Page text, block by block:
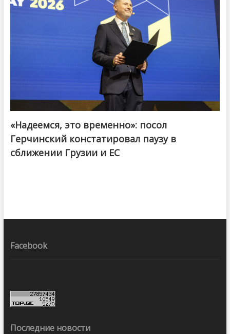
«Надеемся, это временно»: посол
Герчинский констатировал паузу в
сближении Грузии и ЕС
Facebook
Последние новости